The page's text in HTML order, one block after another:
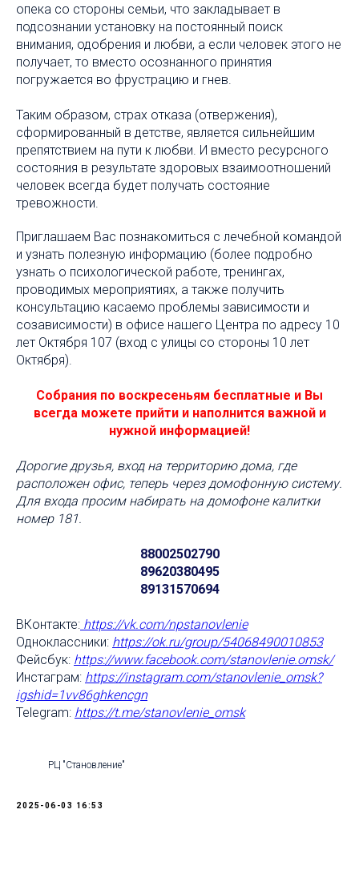
опека со стороны семьи, что закладывает в
подсознании установку на постоянный поиск
внимания, одобрения и любви, а если человек этого не
получает, то вместо осознанного принятия
погружается во фрустрацию и гнев.
Таким образом, страх отказа (отвержения),
сформированный в детстве, является сильнейшим
препятствием на пути к любви. И вместо ресурсного
состояния в результате здоровых взаимоотношений
человек всегда будет получать состояние
тревожности.
Приглашаем Вас познакомиться с лечебной командой
и узнать полезную информацию (более подробно
узнать о психологической работе, тренингах,
проводимых мероприятиях, а также получить
консультацию касаемо проблемы зависимости и
созависимости) в офисе нашего Центра по адресу 10
лет Октября 107 (вход с улицы со стороны 10 лет
Октября).
Собрания по воскресеньям бесплатные и Вы
всегда можете прийти и наполнится важной и
нужной информацией!
Дорогие друзья, вход на территорию дома, где
расположен офис, теперь через домофонную систему.
Для входа просим набирать на домофоне калитки
номер 181.
88002502790
89620380495
89131570694
ВКонтакте: https://vk.com/npstanovlenie
Одноклассники: https://ok.ru/group/54068490010853
Фейсбук: https://www.facebook.com/stanovlenie.omsk/
Инстаграм: https://instagram.com/stanovlenie_omsk?
igshid=1vv86ghkencgn
Telegram: https://t.me/stanovlenie_omsk
РЦ "Становление"
2025-06-03 16:53